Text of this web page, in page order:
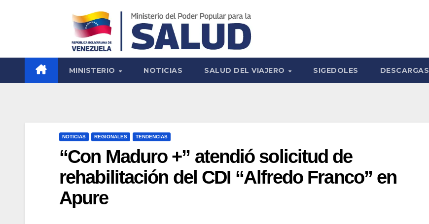
MINISTERIO NOTICIAS SALUD DEL VIAJERO SIGEDOLES DESCARGAS
NOTICIAS REGIONALES TENDENCIAS
“Con Maduro +” atendió solicitud de
rehabilitación del CDI “Alfredo Franco” en
Apure